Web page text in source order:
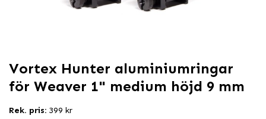
Vortex Hunter aluminiumringar
för Weaver 1" medium höjd 9 mm
Rek. pris: 399 kr